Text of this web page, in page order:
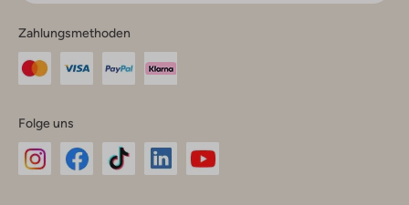
Zahlungsmethoden
Folge uns